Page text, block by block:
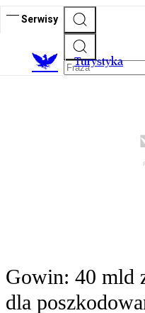
Serwisy
Turystyka
Gowin: 40 mld
dla